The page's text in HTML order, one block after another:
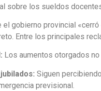
sobre los sueldos
el gobierno provincial
Entre los principales
Los aumentos otorgados
Siguen
previsional.